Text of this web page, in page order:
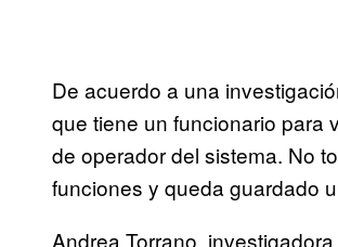
De acuerdo a una
que tiene un funcionario para
de operador del sistema. No
funciones y queda guardado
Andrea Torrano,